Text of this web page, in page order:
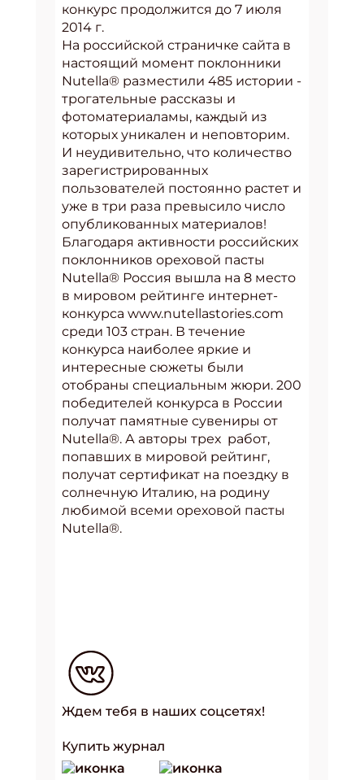
конкурс продолжится до 7 июля
2014 г.
На российской страничке сайта в
настоящий момент поклонники
Nutella® разместили 485 истории -
трогательные рассказы и
фотоматериаламы, каждый из
которых уникален и неповторим.
И неудивительно, что количество
зарегистрированных
пользователей постоянно растет и
уже в три раза превысило число
опубликованных материалов!
Благодаря активности российских
поклонников ореховой пасты
Nutella® Россия вышла на 8 место
в мировом рейтинге интернет-
конкурса www.nutellastories.com
среди 103 стран. В течение
конкурса наиболее яркие и
интересные сюжеты были
отобраны специальным жюри. 200
победителей конкурса в России
получат памятные сувениры от
Nutella®. А авторы трех работ,
попавших в мировой рейтинг,
получат сертификат на поездку в
солнечную Италию, на родину
любимой всеми ореховой пасты
Nutella®.
Ждем тебя в наших соцсетях!
Купить журнал